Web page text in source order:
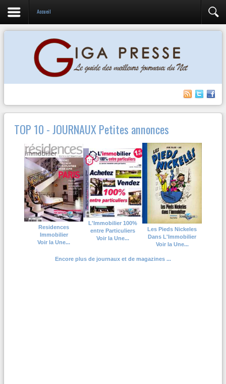
Accueil
TOP 10 - JOURNAUX Petites annonces
Residences
Immobilier
Voir la Une...
L'Immobilier 100%
entre Particuliers
Voir la Une...
Les Pieds Nickeles
Dans L'Immobilier
Voir la Une...
Encore plus de journaux et de magazines ...